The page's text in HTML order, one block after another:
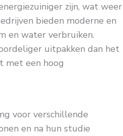
zijn, wat weer
bieden moderne en
en water verbruiken.
uitpakken dan het
met een hoog
voor verschillende
en na hun studie